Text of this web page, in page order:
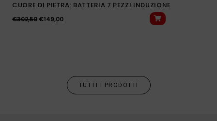
CUORE DI PIETRA: BATTERIA 7 PEZZI INDUZIONE
€302,50 €149,00
TUTTI I PRODOTTI